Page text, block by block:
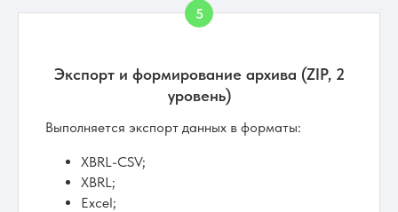
Экспорт и формирование архива (ZIP, 2
уровень)
Выполняется экспорт данных в форматы:
XBRL-CSV;
XBRL;
Excel;